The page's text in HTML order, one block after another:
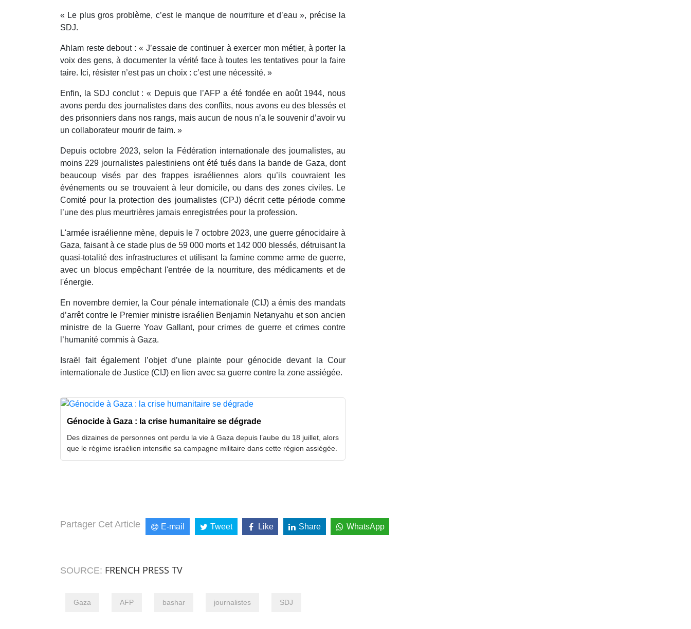
« Le plus gros problème, c’est le manque de nourriture et d’eau », précise la
SDJ.
Ahlam reste debout : « J’essaie de continuer à exercer mon métier, à porter la
voix des gens, à documenter la vérité face à toutes les tentatives pour la faire
taire. Ici, résister n’est pas un choix : c’est une nécessité. »
Enfin, la SDJ conclut : « Depuis que l’AFP a été fondée en août 1944, nous
avons perdu des journalistes dans des conflits, nous avons eu des blessés et
des prisonniers dans nos rangs, mais aucun de nous n’a le souvenir d’avoir vu
un collaborateur mourir de faim. »
Depuis octobre 2023, selon la Fédération internationale des journalistes, au
moins 229 journalistes palestiniens ont été tués dans la bande de Gaza, dont
beaucoup visés par des frappes israéliennes alors qu’ils couvraient les
événements ou se trouvaient à leur domicile, ou dans des zones civiles. Le
Comité pour la protection des journalistes (CPJ) décrit cette période comme
l’une des plus meurtrières jamais enregistrées pour la profession.
L'armée israélienne mène, depuis le 7 octobre 2023, une guerre génocidaire à
Gaza, faisant à ce stade plus de 59 000 morts et 142 000 blessés, détruisant la
quasi-totalité des infrastructures et utilisant la famine comme arme de guerre,
avec un blocus empêchant l'entrée de la nourriture, des médicaments et de
l'énergie.
En novembre dernier, la Cour pénale internationale (CIJ) a émis des mandats
d’arrêt contre le Premier ministre israélien Benjamin Netanyahu et son ancien
ministre de la Guerre Yoav Gallant, pour crimes de guerre et crimes contre
l’humanité commis à Gaza.
Israël fait également l’objet d’une plainte pour génocide devant la Cour
internationale de Justice (CIJ) en lien avec sa guerre contre la zone assiégée.
Génocide à Gaza : la crise humanitaire se dégrade
Des dizaines de personnes ont perdu la vie à Gaza depuis l’aube du 18 juillet, alors
que le régime israélien intensifie sa campagne militaire dans cette région assiégée.
Partager Cet Article E-mail Tweet Like Share WhatsApp
SOURCE: FRENCH PRESS TV
Gaza AFP bashar journalistes SDJ